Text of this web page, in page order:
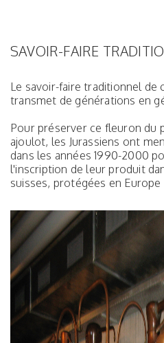
SAVOIR-FAIRE
Le savoir-faire traditionnel de
transmet de générations en
Pour préserver ce fleuron du
ajoulot, les Jurassiens ont
dans les années 1990-2000
l'inscription de leur produit
suisses, protégées en